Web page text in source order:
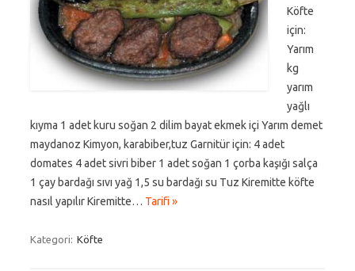
Köfte
için:
Yarım
kg
yarım
yağlı
kıyma 1 adet kuru soğan 2 dilim bayat ekmek içi Yarım demet
maydanoz Kimyon, karabiber,tuz Garnitür için: 4 adet
domates 4 adet sivri biber 1 adet soğan 1 çorba kaşığı salça
1 çay bardağı sıvı yağ 1,5 su bardağı su Tuz Kiremitte köfte
nasıl yapılır Kiremitte… Tarifi »
Kategori: Köfte